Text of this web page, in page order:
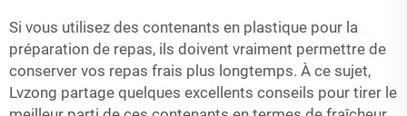
Si vous utilisez des contenants en plastique pour la
préparation de repas, ils doivent vraiment permettre de
conserver vos repas frais plus longtemps. À ce sujet,
Lvzong partage quelques excellents conseils pour tirer le